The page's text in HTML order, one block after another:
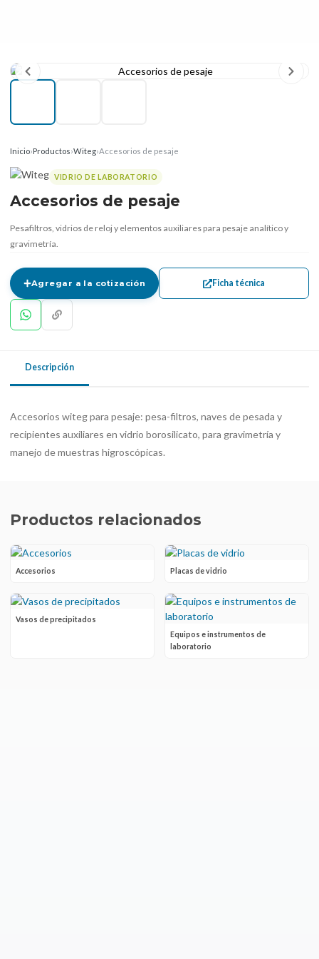
Inicio›Productos›Witeg›Accesorios de pesaje
VIDRIO DE LABORATORIO
Accesorios de pesaje
Pesafiltros, vidrios de reloj y elementos auxiliares para pesaje analítico y
gravimetría.
Agregar a la cotización Ficha técnica
Descripción
Accesorios witeg para pesaje: pesa-filtros, naves de pesada y
recipientes auxiliares en vidrio borosilicato, para gravimetría y
manejo de muestras higroscópicas.
Productos relacionados
Accesorios Placas de vidrio
Vasos de precipitados
Equipos e instrumentos de
laboratorio